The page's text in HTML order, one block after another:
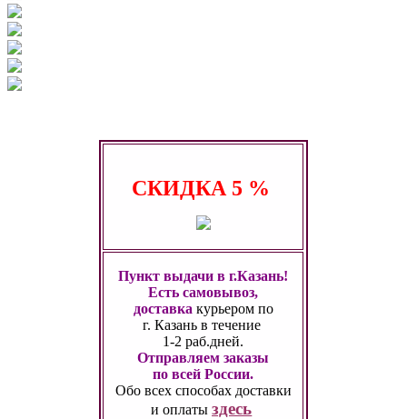
СКИДКА 5 %
Пункт выдачи в г.Казань!
Есть самовывоз,
доставка курьером по
г. Казань в течение
1-2 раб.дней.
Отправляем заказы
по всей России.
Обо всех способах доставки
и оплатыздесь